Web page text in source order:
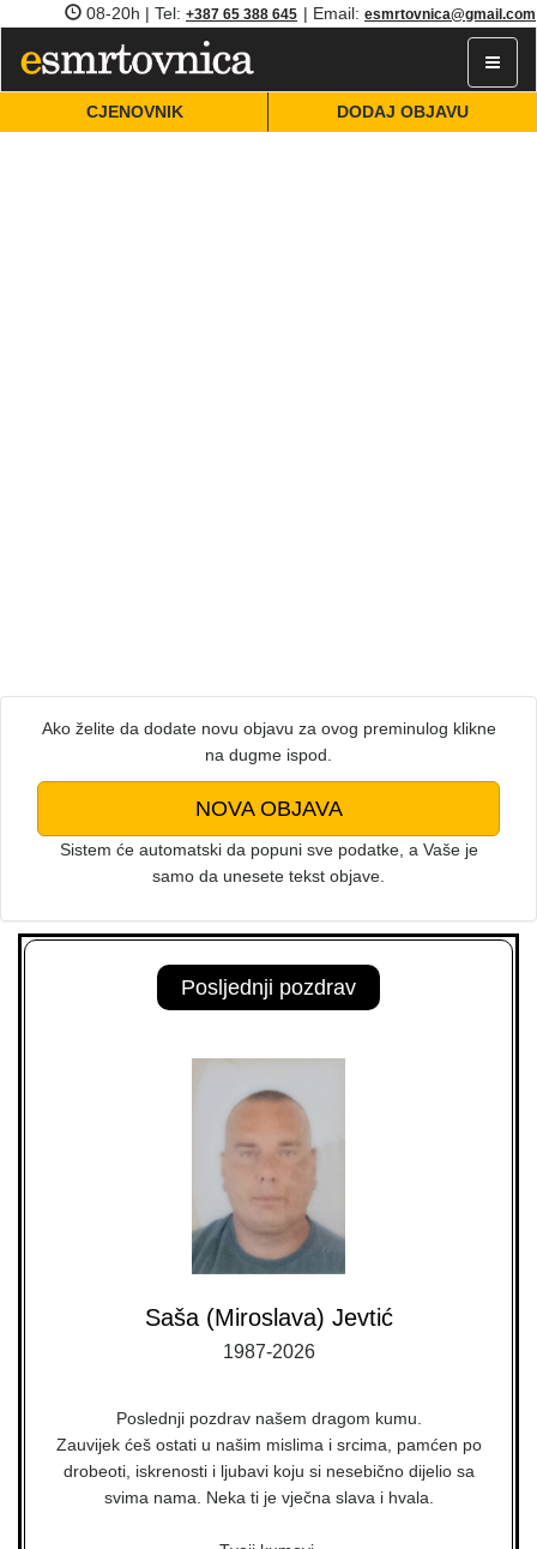
08-20h | Tel: +387 65 388 645 | Email: esmrtovnica@gmail.com
Toggle
CJENOVNIK
DODAJ OBJAVU
Ako želite da dodate novu objavu za ovog preminulog klikne
na dugme ispod.
NOVA OBJAVA
Sistem će automatski da popuni sve podatke, a Vaše je
samo da unesete tekst objave.
Posljednji pozdrav
Saša (Miroslava) Jevtić
1987-2026
Poslednji pozdrav našem dragom kumu.
Zauvijek ćeš ostati u našim mislima i srcima, pamćen po
drobeoti, iskrenosti i ljubavi koju si nesebično dijelio sa
svima nama. Neka ti je vječna slava i hvala.